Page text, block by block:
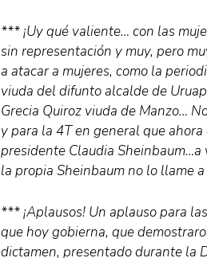
*** ¡Uy qué valiente… con las
sin representación y muy, pero
a atacar a mujeres, como la
viuda del difunto alcalde de
Grecia Quiroz viuda de Manzo…
y para la 4T en general que
presidente Claudia
la propia Sheinbaum no lo llame
*** ¡Aplausos! Un aplauso para
que hoy gobierna, que
dictamen, presentado durante la